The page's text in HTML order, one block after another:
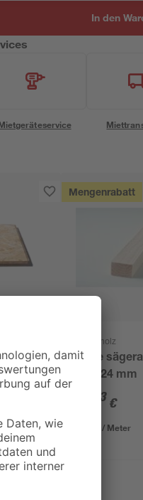
In den
x
Mengenrabatt
binderholz
Latte
48 x 24 mm
23 €
0,89 € / Meter